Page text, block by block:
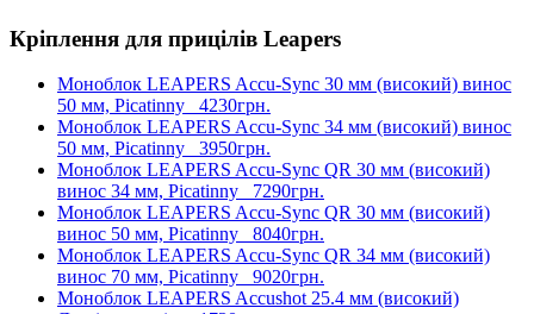
Кріплення для прицілів Leapers
Моноблок LEAPERS Accu-Sync 30 мм (високий) винос
50 мм, Picatinny 4230грн.
Моноблок LEAPERS Accu-Sync 34 мм (високий) винос
50 мм, Picatinny 3950грн.
Моноблок LEAPERS Accu-Sync QR 30 мм (високий)
винос 34 мм, Picatinny 7290грн.
Моноблок LEAPERS Accu-Sync QR 30 мм (високий)
винос 50 мм, Picatinny 8040грн.
Моноблок LEAPERS Accu-Sync QR 34 мм (високий)
винос 70 мм, Picatinny 9020грн.
Моноблок LEAPERS Accushot 25.4 мм (високий)